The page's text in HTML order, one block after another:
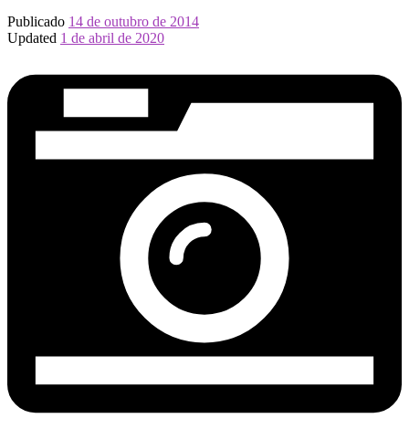
Publicado 14 de outubro de 2014
Updated 1 de abril de 2020